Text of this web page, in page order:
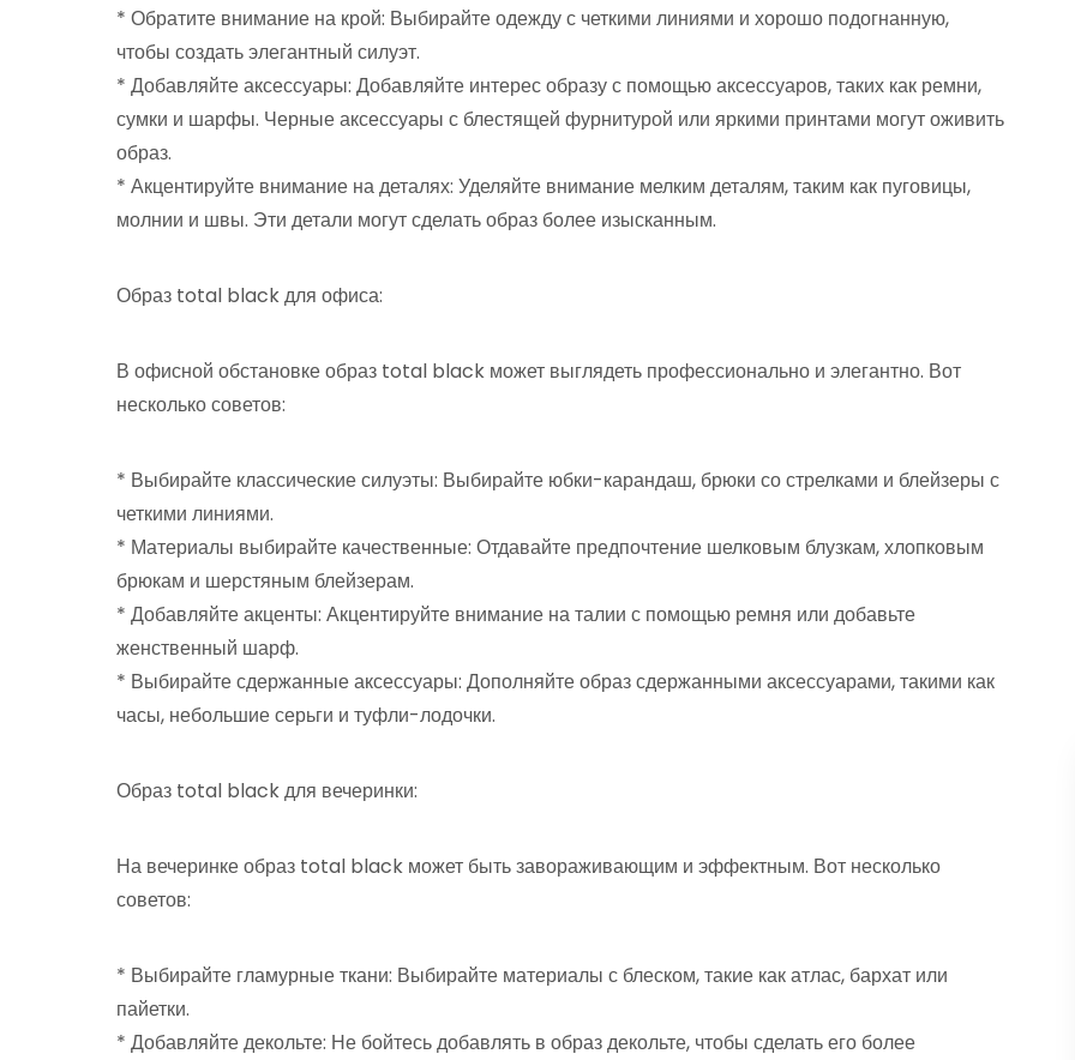
* Обратите внимание на крой: Выбирайте одежду с четкими линиями и хорошо подогнанную,
чтобы создать элегантный силуэт.
* Добавляйте аксессуары: Добавляйте интерес образу с помощью аксессуаров, таких как ремни,
сумки и шарфы. Черные аксессуары с блестящей фурнитурой или яркими принтами могут оживить
образ.
* Акцентируйте внимание на деталях: Уделяйте внимание мелким деталям, таким как пуговицы,
молнии и швы. Эти детали могут сделать образ более изысканным.
Образ total black для офиса:
В офисной обстановке образ total black может выглядеть профессионально и элегантно. Вот
несколько советов:
* Выбирайте классические силуэты: Выбирайте юбки-карандаш, брюки со стрелками и блейзеры с
четкими линиями.
* Материалы выбирайте качественные: Отдавайте предпочтение шелковым блузкам, хлопковым
брюкам и шерстяным блейзерам.
* Добавляйте акценты: Акцентируйте внимание на талии с помощью ремня или добавьте
женственный шарф.
* Выбирайте сдержанные аксессуары: Дополняйте образ сдержанными аксессуарами, такими как
часы, небольшие серьги и туфли-лодочки.
Образ total black для вечеринки:
На вечеринке образ total black может быть завораживающим и эффектным. Вот несколько
советов:
* Выбирайте гламурные ткани: Выбирайте материалы с блеском, такие как атлас, бархат или
пайетки.
* Добавляйте декольте: Не бойтесь добавлять в образ декольте, чтобы сделать его более